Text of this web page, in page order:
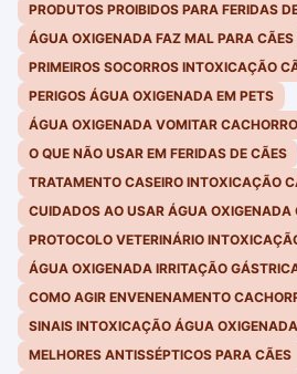
PRODUTOS PROIBIDOS PARA FERIDAS
ÁGUA OXIGENADA FAZ MAL PARA CÃES
PRIMEIROS SOCORROS INTOXICAÇÃO
PERIGOS ÁGUA OXIGENADA EM PETS
ÁGUA OXIGENADA VOMITAR
O QUE NÃO USAR EM FERIDAS DE CÃES
TRATAMENTO CASEIRO INTOXICAÇÃO
CUIDADOS AO USAR ÁGUA OXIGENADA
PROTOCOLO VETERINÁRIO
ÁGUA OXIGENADA IRRITAÇÃO
COMO AGIR ENVENENAMENTO
SINAIS INTOXICAÇÃO ÁGUA
MELHORES ANTISSÉPTICOS PARA CÃES